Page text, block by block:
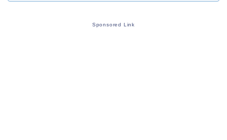
Sponsored Link